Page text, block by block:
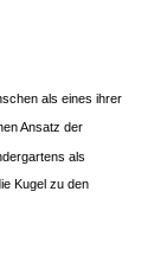
als eines ihrer
Ansatz der
als
Kugel zu den